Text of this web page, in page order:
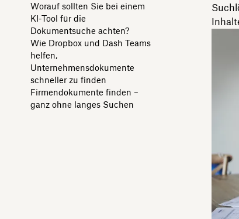
Worauf sollten Sie bei einem
KI-Tool für die
Dokumentsuche achten?
Wie Dropbox und Dash Teams
helfen,
Unternehmensdokumente
schneller zu finden
Firmendokumente finden –
ganz ohne langes Suchen